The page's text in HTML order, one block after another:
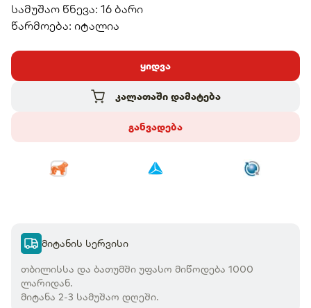
სამუშაო წნევა: 16 ბარი
წარმოება: იტალია​​
ყიდვა
კალათაში დამატება
განვადება
მიტანის სერვისი
თბილისსა და ბათუმში უფასო მიწოდება 1000
ლარიდან.